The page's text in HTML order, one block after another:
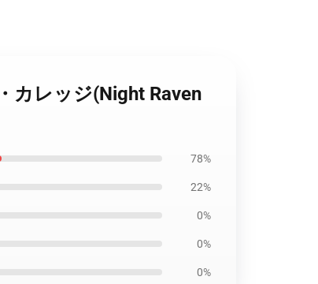
カレッジ(Night Raven
78%
22%
0%
0%
0%